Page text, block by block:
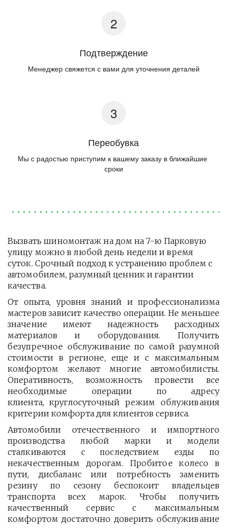
Подтверждение
Менеджер свяжется с вами для уточнения деталей
Переобувка
Мы с радостью приступим к вашему заказу в ближайшие
сроки
Вызвать шиномонтаж на дом на 7-ю Парковую
улицу можно в любой день недели и время
суток. Срочный подход к устранению проблем с
автомобилем, разумный ценник и гарантии
качества.
От опыта, уровня знаний и профессионализма
мастеров зависит качество операции. Не меньшее
значение имеют надежность расходных
материалов и оборудования. Получить
безупречное обслуживание по самой разумной
стоимости в регионе, еще и с максимальным
комфортом желают многие автомобилисты.
Оперативность, возможность провести все
необходимые операции по адресу
клиента, круглосуточный режим облуживания
критерии комфорта для клиентов сервиса.
Автомобили отечественного и импортного
производства любой марки и модели
сталкиваются с последствием езды по
некачественным дорогам. Пробитое колесо в
пути, дисбаланс или потребность заменить
резину по сезону беспокоит владельцев
транспорта всех марок. Чтобы получить
качественный сервис с максимальным
комфортом достаточно доверить обслуживание